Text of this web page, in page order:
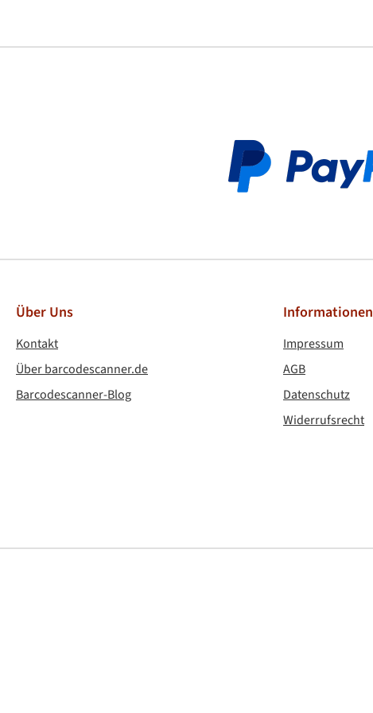
Über Uns
Kontakt
Über barcodescanner.de
Barcodescanner-Blog
Informationen
Impressum
AGB
Datenschutz
Widerrufsrecht